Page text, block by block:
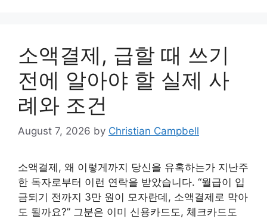
소액결제, 급할 때 쓰기
전에 알아야 할 실제 사
례와 조건
August 7, 2026 by Christian Campbell
소액결제, 왜 이렇게까지 당신을 유혹하는가 지난주
한 독자로부터 이런 연락을 받았습니다. “월급이 입
금되기 전까지 3만 원이 모자란데, 소액결제로 막아
도 될까요?” 그분은 이미 신용카드도, 체크카드도